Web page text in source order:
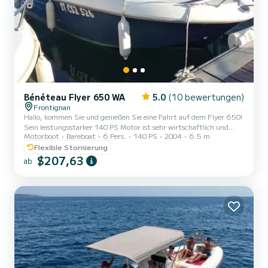
Bénéteau Flyer 650 WA 5.0 (10 bewertungen)
Frontignan
Hallo, kommen Sie und genießen Sie eine Fahrt auf dem Flyer 650!
Sein leistungsstarker 140 PS Motor ist sehr wirtschaftlich und
relativ leise (durchschnittlicher Verbrauch ca. 12€/h). Es ist ein
hübsches, komfortables Boot für die ganze Familie. Es ist vielseitig
einsetzbar und ideal für entspannte Ausflüge, Schwimmen,
Küstenwanderungen, Angeln, Kanalbesichtigungen in Sète oder um
Wakeboarden oder Tubing (optional erhältlich), wird d...
Motorboot Bareboat 6 Pers. 140 PS 2004
6.5 m
Flexible Stornierung
ab $207,63